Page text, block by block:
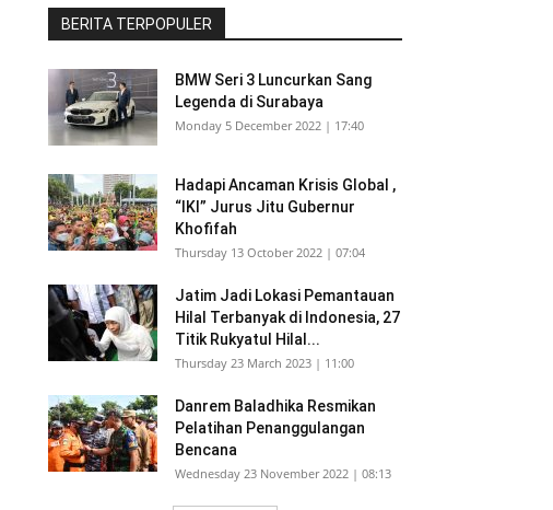
BERITA TERPOPULER
BMW Seri 3 Luncurkan Sang
Legenda di Surabaya
Monday 5 December 2022 | 17:40
Hadapi Ancaman Krisis Global ,
“IKI” Jurus Jitu Gubernur
Khofifah
Thursday 13 October 2022 | 07:04
Jatim Jadi Lokasi Pemantauan
Hilal Terbanyak di Indonesia, 27
Titik Rukyatul Hilal...
Thursday 23 March 2023 | 11:00
Danrem Baladhika Resmikan
Pelatihan Penanggulangan
Bencana
Wednesday 23 November 2022 | 08:13